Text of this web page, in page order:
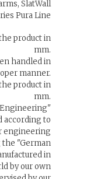
SlatWall
Pura Line
product in
mm.
handled in
manner.
product in
mm.
according to
engineering
the "German
in
by our own